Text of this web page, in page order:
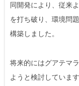
同開発により、従来
を打ち破り、環境問
構築しました。
将来的にはグアテマ
ようと検討しています